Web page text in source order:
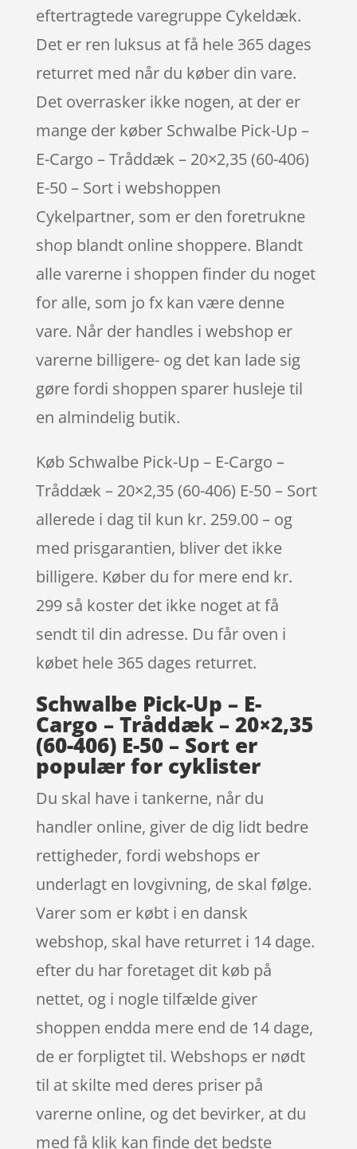
eftertragtede varegruppe Cykeldæk.
Det er ren luksus at få hele 365 dages
returret med når du køber din vare.
Det overrasker ikke nogen, at der er
mange der køber Schwalbe Pick-Up –
E-Cargo – Tråddæk – 20×2,35 (60-406)
E-50 – Sort i webshoppen
Cykelpartner, som er den foretrukne
shop blandt online shoppere. Blandt
alle varerne i shoppen finder du noget
for alle, som jo fx kan være denne
vare. Når der handles i webshop er
varerne billigere- og det kan lade sig
gøre fordi shoppen sparer husleje til
en almindelig butik.
Køb Schwalbe Pick-Up – E-Cargo –
Tråddæk – 20×2,35 (60-406) E-50 – Sort
allerede i dag til kun kr. 259.00 – og
med prisgarantien, bliver det ikke
billigere. Køber du for mere end kr.
299 så koster det ikke noget at få
sendt til din adresse. Du får oven i
købet hele 365 dages returret.
Schwalbe Pick-Up – E-
Cargo – Tråddæk – 20×2,35
(60-406) E-50 – Sort er
populær for cyklister
Du skal have i tankerne, når du
handler online, giver de dig lidt bedre
rettigheder, fordi webshops er
underlagt en lovgivning, de skal følge.
Varer som er købt i en dansk
webshop, skal have returret i 14 dage.
efter du har foretaget dit køb på
nettet, og i nogle tilfælde giver
shoppen endda mere end de 14 dage,
de er forpligtet til. Webshops er nødt
til at skilte med deres priser på
varerne online, og det bevirker, at du
med få klik kan finde det bedste